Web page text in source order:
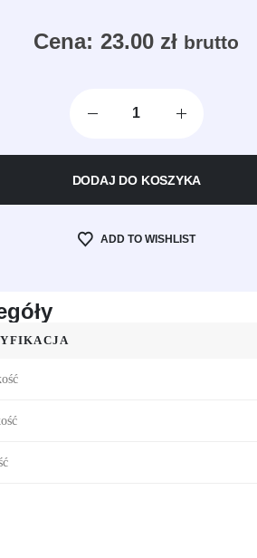
23.00 zł brutto
DODAJ DO KOSZYKA
ADD TO WISHLIST